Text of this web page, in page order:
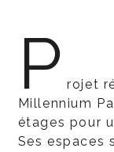
P rojet
Millennium
étages pour
Ses espaces